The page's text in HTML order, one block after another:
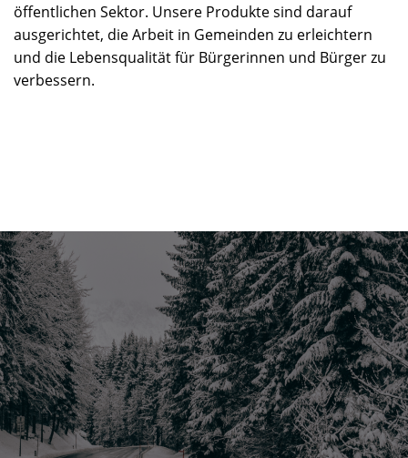
öffentlichen Sektor. Unsere Produkte sind darauf
ausgerichtet, die Arbeit in Gemeinden zu erleichtern
und die Lebensqualität für Bürgerinnen und Bürger zu
verbessern.